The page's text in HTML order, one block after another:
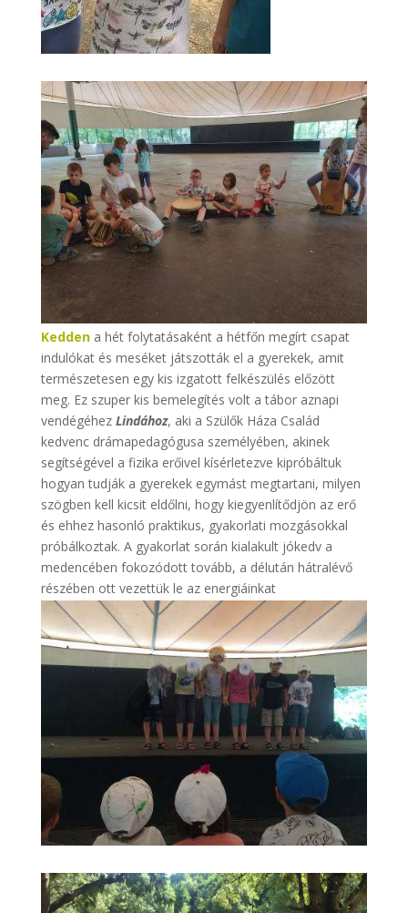
Keddena hét folytatásaként a hétfőn megírt csapat
indulókat és meséket játszották el a gyerekek, amit
természetesen egy kis izgatott felkészülés előzött
meg. Ez szuper kis bemelegítés volt a tábor aznapi
vendégéhez Lindához, aki a Szülők Háza Család
kedvenc drámapedagógusa személyében, akinek
segítségével a fizika erőivel kísérletezve kipróbáltuk
hogyan tudják a gyerekek egymást megtartani, milyen
szögben kell kicsit eldőlni, hogy kiegyenlítődjön az erő
és ehhez hasonló praktikus, gyakorlati mozgásokkal
próbálkoztak. A gyakorlat során kialakult jókedv a
medencében fokozódott tovább, a délután hátralévő
részében ott vezettük le az energiáinkat